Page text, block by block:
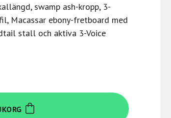
swamp ash-kropp, 3-
Macassar ebony-fretboard med
stall och aktiva 3-Voice